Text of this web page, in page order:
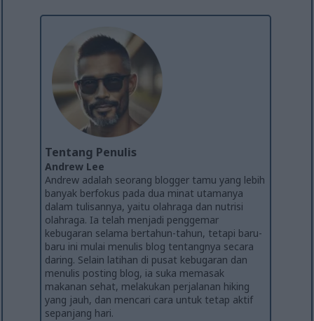
Tentang Penulis
Andrew Lee
Andrew adalah seorang blogger tamu yang lebih
banyak berfokus pada dua minat utamanya
dalam tulisannya, yaitu olahraga dan nutrisi
olahraga. Ia telah menjadi penggemar
kebugaran selama bertahun-tahun, tetapi baru-
baru ini mulai menulis blog tentangnya secara
daring. Selain latihan di pusat kebugaran dan
menulis posting blog, ia suka memasak
makanan sehat, melakukan perjalanan hiking
yang jauh, dan mencari cara untuk tetap aktif
sepanjang hari.